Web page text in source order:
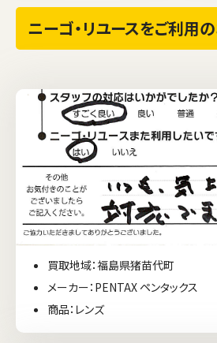
ニーゴ・リユースをご利用
買取地域：福島県猪苗代町
メーカー：PENTAX ペンタックス
商品：レンズ